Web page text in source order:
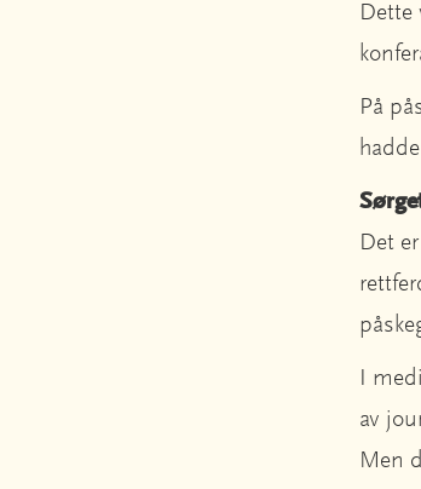
Dette
På
Det
I
av
Men